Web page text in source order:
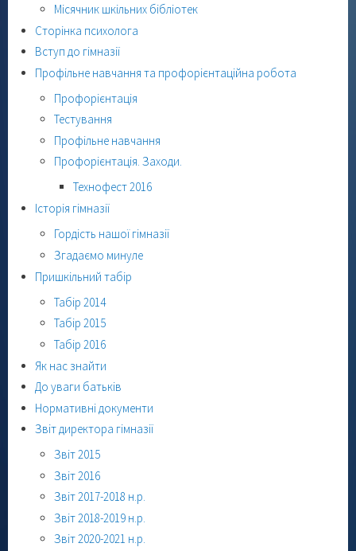
Місячник шкільних бібліотек
Сторінка психолога
Вступ до гімназії
Профільне навчання та профорієнтаційна робота
Профорієнтація
Тестування
Профільне навчання
Профорієнтація. Заходи.
Технофест 2016
Історія гімназії
Гордість нашої гімназії
Згадаємо минуле
Пришкільний табір
Табір 2014
Табір 2015
Табір 2016
Як нас знайти
До уваги батьків
Нормативні документи
Звіт директора гімназії
Звіт 2015
Звіт 2016
Звіт 2017-2018 н.р.
Звіт 2018-2019 н.р.
Звіт 2020-2021 н.р.